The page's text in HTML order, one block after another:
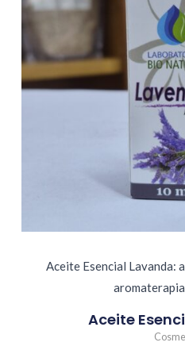
Aceite Esencial Lavanda:
Aceite